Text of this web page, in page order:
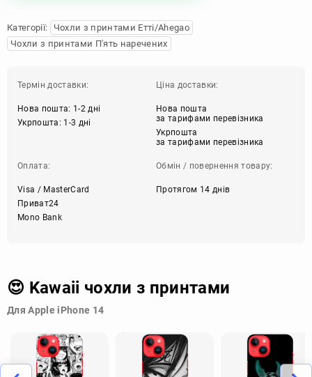
Категорії:
Чохли з принтами Етті/Ahegao
Чохли з принтами П'ять наречених
Термін доставки:
Нова пошта: 1-2 дні
Укрпошта: 1-3 дні
Ціна доставки:
Нова пошта
за тарифами перевізника
Укрпошта
за тарифами перевізника
Оплата:
Visa / MasterCard
Приват24
Mono Bank
Обмін / повернення товару:
Протягом 14 днів
😍 Kawaii чохли з принтами
Для Apple iPhone 14